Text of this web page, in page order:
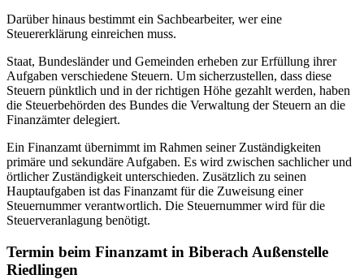
Darüber hinaus bestimmt ein Sachbearbeiter, wer eine
Steuererklärung einreichen muss.
Staat, Bundesländer und Gemeinden erheben zur Erfüllung ihrer
Aufgaben verschiedene Steuern. Um sicherzustellen, dass diese
Steuern pünktlich und in der richtigen Höhe gezahlt werden, haben
die Steuerbehörden des Bundes die Verwaltung der Steuern an die
Finanzämter delegiert.
Ein Finanzamt übernimmt im Rahmen seiner Zuständigkeiten
primäre und sekundäre Aufgaben. Es wird zwischen sachlicher und
örtlicher Zuständigkeit unterschieden. Zusätzlich zu seinen
Hauptaufgaben ist das Finanzamt für die Zuweisung einer
Steuernummer verantwortlich. Die Steuernummer wird für die
Steuerveranlagung benötigt.
Termin beim Finanzamt in Biberach Außenstelle
Riedlingen